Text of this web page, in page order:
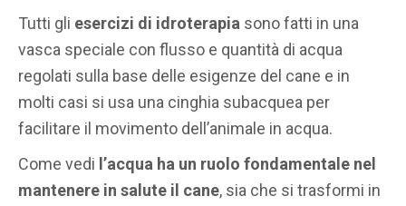
Tutti gli esercizi di idroterapia sono fatti in una
vasca speciale con flusso e quantità di acqua
regolati sulla base delle esigenze del cane e in
molti casi si usa una cinghia subacquea per
facilitare il movimento dell’animale in acqua.
Come vedi l’acqua ha un ruolo fondamentale nel
mantenere in salute il cane, sia che si trasformi in